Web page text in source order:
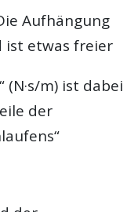
Aufhängung
ist etwas freier
(N·s/m) ist dabei
der